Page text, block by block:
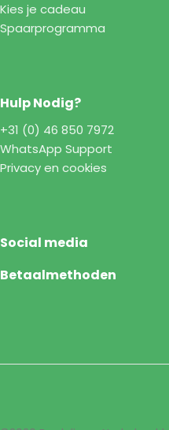
Kies je cadeau
Spaarprogramma
Hulp Nodig?
+31 (0) 46 850 7972
WhatsApp Support
Privacy en cookies
Social media
Betaalmethoden